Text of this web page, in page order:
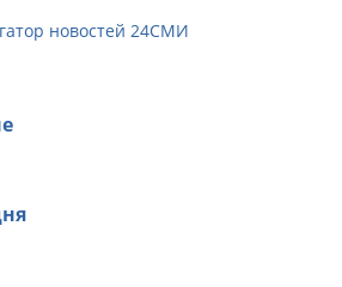
новостей 24СМИ